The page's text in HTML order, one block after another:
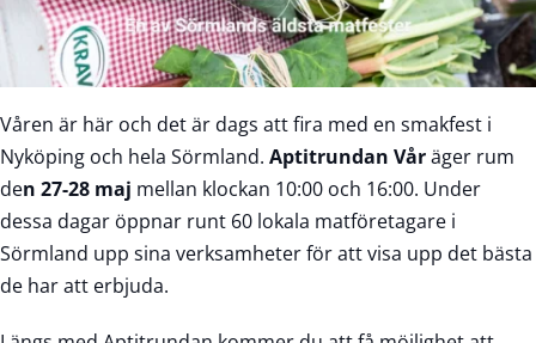
Våren är här och det är dags att fira med en smakfest i
Nyköping och hela Sörmland. Aptitrundan Våräger rum
den 27-28 maj mellan klockan 10:00 och 16:00. Under
dessa dagar öppnar runt 60 lokala matföretagare i
Sörmland upp sina verksamheter för att visa upp det bästa
de har att erbjuda.